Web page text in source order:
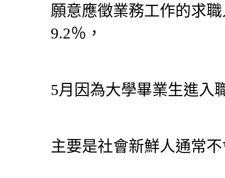
願意應徵業務工作的求
9.2％，
5月因為大學畢業生進入
主要是社會新鮮人通常